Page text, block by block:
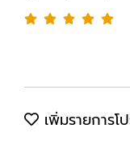
เพิ่มรายการโ